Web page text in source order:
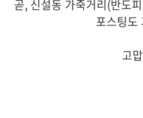
곧, 신설동 가죽거리(반도
포스팅도
고